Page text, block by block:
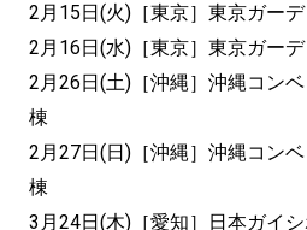
2月15日(火)［東京］東京ガー
2月16日(水)［東京］東京ガー
2月26日(土)［沖縄］沖縄コン
棟
2月27日(日)［沖縄］沖縄コン
棟
3月24日(木)［愛知］日本ガイ